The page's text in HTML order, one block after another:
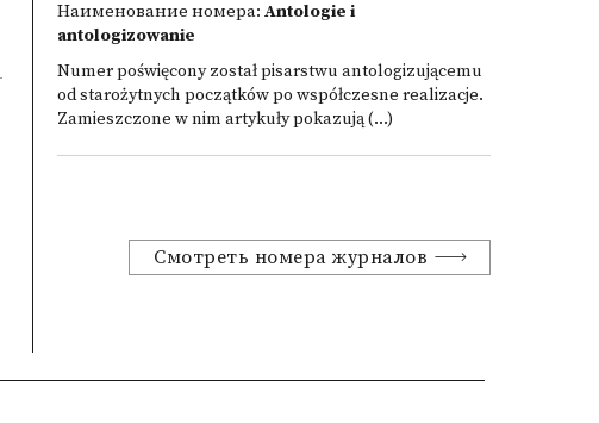
Наименование номера: Antologie i
antologizowanie
Numer poświęcony został pisarstwu antologizującemu
od starożytnych początków po współczesne realizacje.
Zamieszczone w nim artykuły pokazują (...)
Смотреть номера журналов